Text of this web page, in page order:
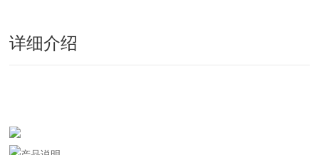
详细介绍